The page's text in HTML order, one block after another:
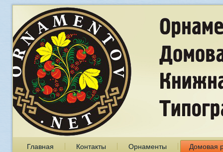
Главная Контакты Орнаменты
Домовая